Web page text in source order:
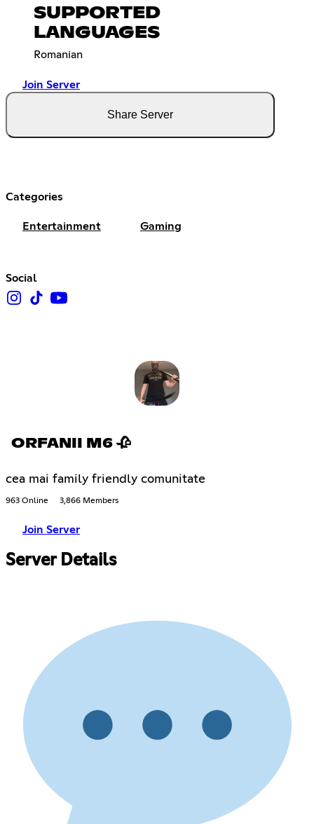
SUPPORTED
LANGUAGES
Romanian
Join Server
Share Server
Categories
Entertainment Gaming
Social
ORFANII M6 🥀
cea mai family friendly comunitate
963 Online 3,866 Members
Join Server
Server Details